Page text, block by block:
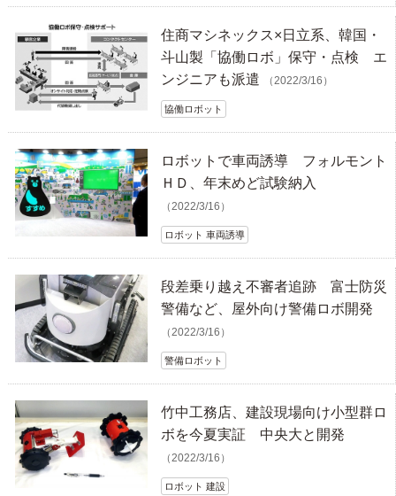
住商マシネックス×日立系、韓国・
斗山製「協働ロボ」保守・点検 エ
ンジニアも派遣
（2022/3/16）
協働ロボット
ロボットで車両誘導 フォルモント
ＨＤ、年末めど試験納入
（2022/3/16）
ロボット 車両誘導
段差乗り越え不審者追跡 富士防災
警備など、屋外向け警備ロボ開発
（2022/3/16）
警備ロボット
竹中工務店、建設現場向け小型群ロ
ボを今夏実証 中央大と開発
（2022/3/16）
ロボット 建設